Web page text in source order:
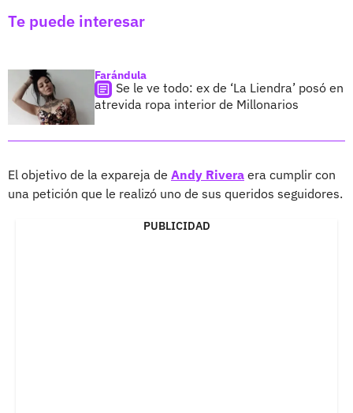
Te puede interesar
Farándula
Se le ve todo: ex de ‘La Liendra’ posó en
atrevida ropa interior de Millonarios
El objetivo de la expareja de Andy Rivera era cumplir con
una petición que le realizó uno de sus queridos seguidores.
PUBLICIDAD